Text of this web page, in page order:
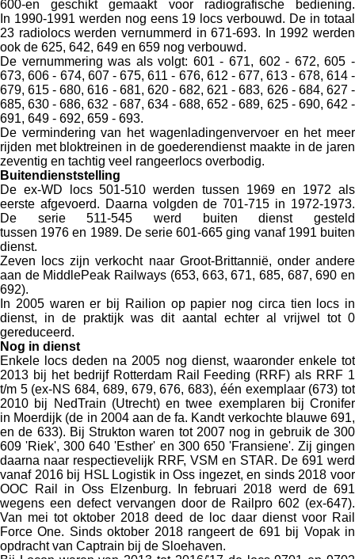
600-en geschikt gemaakt voor radiografische bediening.
In 1990-1991 werden nog eens 19 locs verbouwd. De in totaal
23 radiolocs werden vernummerd in 671-693. In 1992 werden
ook de 625, 642, 649 en 659 nog verbouwd.
De vernummering was als volgt: 601 - 671, 602 - 672, 605 -
673, 606 - 674, 607 - 675, 611 - 676, 612 - 677, 613 - 678, 614 -
679, 615 - 680, 616 - 681, 620 - 682, 621 - 683, 626 - 684, 627 -
685, 630 - 686, 632 - 687, 634 - 688, 652 - 689, 625 - 690, 642 -
691, 649 - 692, 659 - 693.
De vermindering van het wagenladingenvervoer en het meer
rijden met bloktreinen in de goederendienst maakte in de jaren
zeventig en tachtig veel rangeerlocs overbodig.
Buitendienststelling
De ex-WD locs 501-510 werden tussen 1969 en 1972 als
eerste afgevoerd. Daarna volgden de 701-715 in 1972-1973.
De serie 511-545 werd buiten dienst gesteld
tussen 1976 en 1989. De serie 601-665 ging vanaf 1991 buiten
dienst.
Zeven locs zijn verkocht naar Groot-Brittannië, onder andere
aan de MiddlePeak Railways (653, 663, 671, 685, 687, 690 en
692).
In 2005 waren er bij Railion op papier nog circa tien locs in
dienst, in de praktijk was dit aantal echter al vrijwel tot 0
gereduceerd.
Nog in dienst
Enkele locs deden na 2005 nog dienst, waaronder enkele tot
2013 bij het bedrijf Rotterdam Rail Feeding (RRF) als RRF 1
t/m 5 (ex-NS 684, 689, 679, 676, 683), één exemplaar (673) tot
2010 bij NedTrain (Utrecht) en twee exemplaren bij Cronifer
in Moerdijk (de in 2004 aan de fa. Kandt verkochte blauwe 691,
en de 633). Bij Strukton waren tot 2007 nog in gebruik de 300
609 'Riek', 300 640 'Esther' en 300 650 'Fransiene'. Zij gingen
daarna naar respectievelijk RRF, VSM en STAR. De 691 werd
vanaf 2016 bij HSL Logistik in Oss ingezet, en sinds 2018 voor
OOC Rail in Oss Elzenburg. In februari 2018 werd de 691
wegens een defect vervangen door de Railpro 602 (ex-647).
Van mei tot oktober 2018 deed de loc daar dienst voor Rail
Force One. Sinds oktober 2018 rangeert de 691 bij Vopak in
opdracht van Captrain bij de Sloehaven.